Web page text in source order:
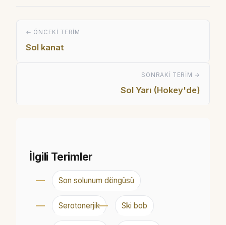
← ÖNCEKI TERIM
Sol kanat
SONRAKI TERIM →
Sol Yarı (Hokey'de)
İlgili Terimler
Son solunum döngüsü
Serotonerjik Ski bob